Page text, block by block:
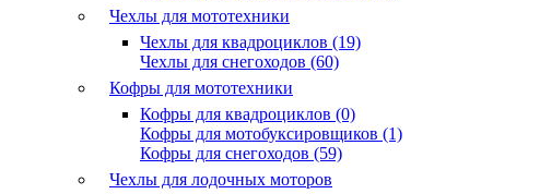
Чехлы для мототехники
Чехлы для квадроциклов (19)
Чехлы для снегоходов (60)
Кофры для мототехники
Кофры для квадроциклов (0)
Кофры для мотобуксировщиков (1)
Кофры для снегоходов (59)
Чехлы для лодочных моторов